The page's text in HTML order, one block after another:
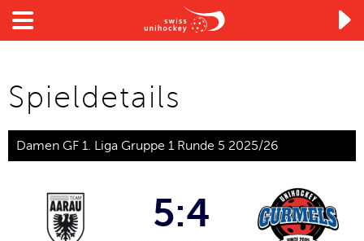

Spieldetails
Damen GF 1. Liga Gruppe 1 Runde 5 2025/26
5:4